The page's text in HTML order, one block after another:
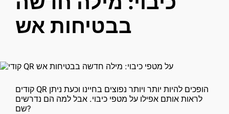
בבטיחות אש
קודים QR הופכים להיות יותר ויותר נפוצים בחיינו וכעת ניתן
לראות אותם אפילו על מטפי כיבוי. אבל למה הם נדרשים
שם?